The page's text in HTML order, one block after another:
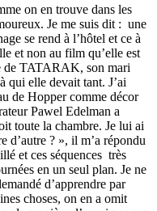
on en trouve dans les
Je me suis dit : une
se rend à l’hôtel et ce à
et non au film qu’elle est
de TATARAK, son mari
qui elle devait tant. J’ai
de Hopper comme décor
Pawel Edelman a
toute la chambre. Je lui ai
d’autre ? », il m’a répondu
et ces séquences très
en un seul plan. Je ne
d’apprendre par
choses, on en a omit